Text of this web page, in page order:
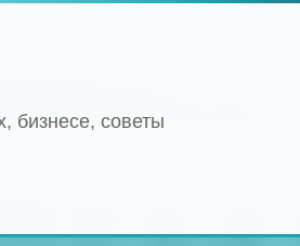
бизнесе, советы